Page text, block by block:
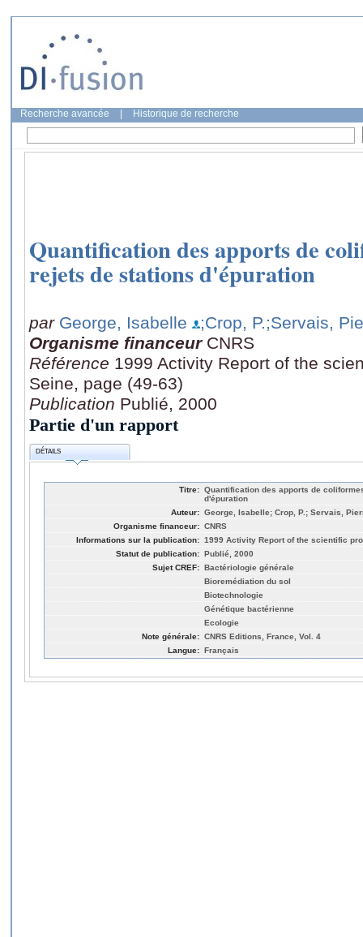
Recherche avancée Historique de recherche
Quantification des apports de
rejets de stations d'épuration
par George, Isabelle ;Crop, P.;Servais,
Organisme financeur CNRS
Référence 1999 Activity Report of the
Seine, page (49-63)
Publication Publié, 2000
Partie d'un rapport
DÉTAILS
Titre: Quantification des apports de
d'épuration
Auteur: George, Isabelle; Crop, P.; Servais,
Organisme financeur: CNRS
Informations sur la publication: 1999 Activity Report of the scientific
Statut de publication: Publié, 2000
Sujet CREF: Bactériologie générale
Bioremédiation du sol
Biotechnologie
Génétique bactérienne
Ecologie
Note générale: CNRS Editions, France, Vol. 4
Langue: Français